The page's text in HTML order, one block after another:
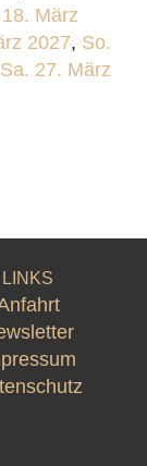
März
2027, So.
Sa. 27. März
LINKS